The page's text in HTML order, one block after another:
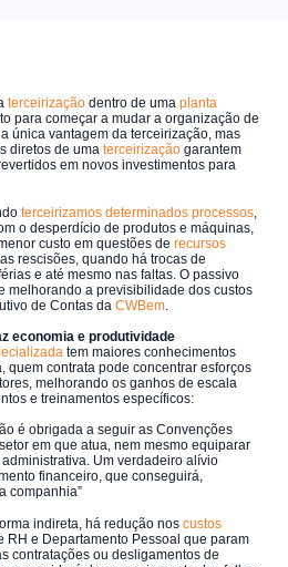
terceirização dentro de umaplanta
para começar a mudar a organização de
única vantagem da terceirização, mas
diretos de umaterceirização garantem
em novos investimentos para
terceirizamos determinados processos
o desperdício de produtos e máquinas,
custo em questões derecursos
rescisões, quando há trocas de
e até mesmo nas faltas. O passivo
melhorando a previsibilidade dos custos
de Contas daCWBem
economia e produtividade
tem maiores conhecimentos
quem contrata pode concentrar esforços
melhorando os ganhos de escala
e treinamentos específicos:
é obrigada a seguir as Convenções
em que atua, nem mesmo equiparar
Um verdadeiro alívio
financeiro, que conseguirá,
companhia”
indireta, há redução noscustos
RH e Departamento Pessoal que param
contratações ou desligamentos de